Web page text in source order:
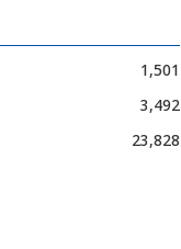
1,501
3,492
23,828